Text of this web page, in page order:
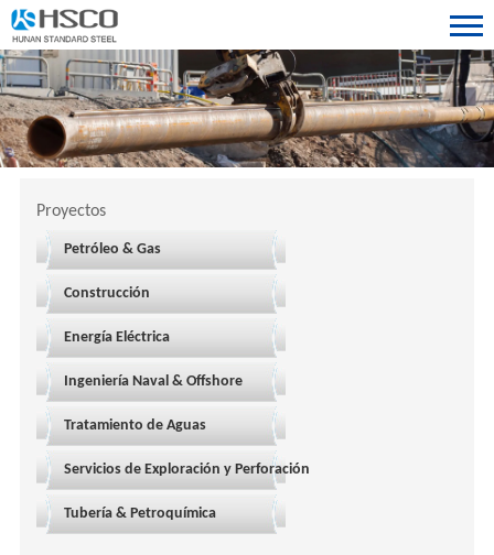
Proyectos
Petróleo & Gas
Construcción
Energía Eléctrica
Ingeniería Naval & Offshore
Tratamiento de Aguas
Servicios de Exploración y Perforación
Tubería & Petroquímica